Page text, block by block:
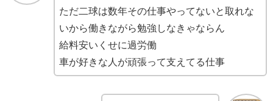
ただ二球は数年その仕事やってないと取れな
いから働きながら勉強しなきゃならん
給料安いくせに過労働
車が好きな人が頑張って支えてる仕事